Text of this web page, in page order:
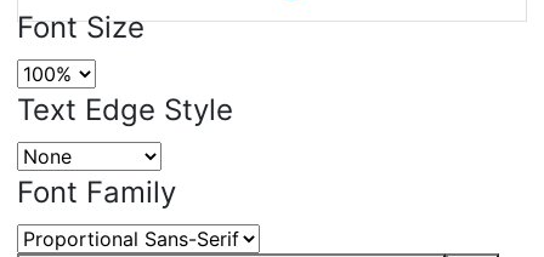
Font Size
Text Edge Style
Font Family